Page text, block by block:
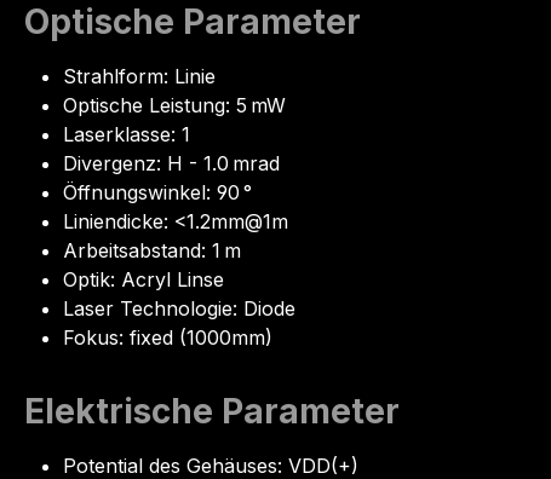
Optische Parameter
Strahlform: Linie
Optische Leistung: 5 mW
Laserklasse: 1
Divergenz: H - 1.0 mrad
Öffnungswinkel: 90 °
Liniendicke: <1.2mm@1m
Arbeitsabstand: 1 m
Optik: Acryl Linse
Laser Technologie: Diode
Fokus: fixed (1000mm)
Elektrische Parameter
Potential des Gehäuses: VDD(+)